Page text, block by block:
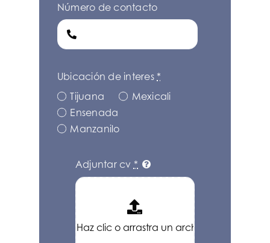
Número de contacto
Ubicación de interes *
Tijuana
Mexicali
Ensenada
Manzanilo
Adjuntar cv *